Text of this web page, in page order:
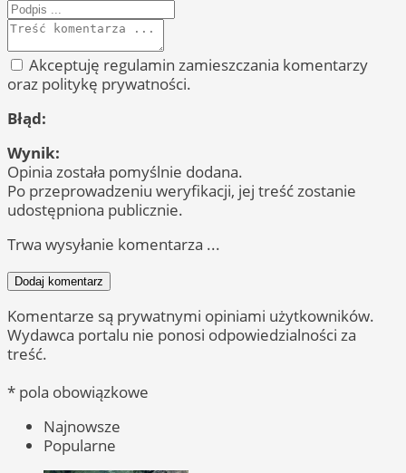
Akceptuję regulamin zamieszczania komentarzy
oraz politykę prywatności.
Błąd:
Wynik:
Opinia została pomyślnie dodana.
Po przeprowadzeniu weryfikacji, jej treść zostanie
udostępniona publicznie.
Trwa wysyłanie komentarza ...
Dodaj komentarz
Komentarze są prywatnymi opiniami użytkowników.
Wydawca portalu nie ponosi odpowiedzialności za
treść.
* pola obowiązkowe
Najnowsze
Popularne